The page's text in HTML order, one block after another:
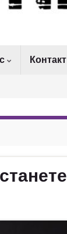
Контакт